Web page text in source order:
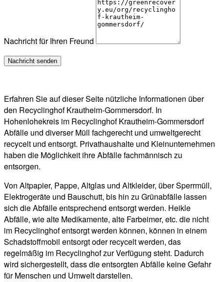
Nachricht für Ihren Freund
Erfahren Sie auf dieser Seite nützliche Informationen über
den Recyclinghof Krautheim-Gommersdorf. In
Hohenlohekreis im Recyclinghof Krautheim-Gommersdorf
Abfälle und diverser Müll fachgerecht und umweltgerecht
recycelt und entsorgt. Privathaushalte und Kleinunternehmen
haben die Möglichkeit ihre Abfälle fachmännisch zu
entsorgen.
Von Altpapier, Pappe, Altglas und Altkleider, über Sperrmüll,
Elektrogeräte und Bauschutt, bis hin zu Grünabfälle lassen
sich die Abfälle entsprechend entsorgt werden. Heikle
Abfälle, wie alte Medikamente, alte Farbeimer, etc. die nicht
im Recyclinghof entsorgt werden können, können in einem
Schadstoffmobil entsorgt oder recycelt werden, das
regelmäßig im Recyclinghof zur Verfügung steht. Dadurch
wird sichergestellt, dass die entsorgten Abfälle keine Gefahr
für Menschen und Umwelt darstellen.